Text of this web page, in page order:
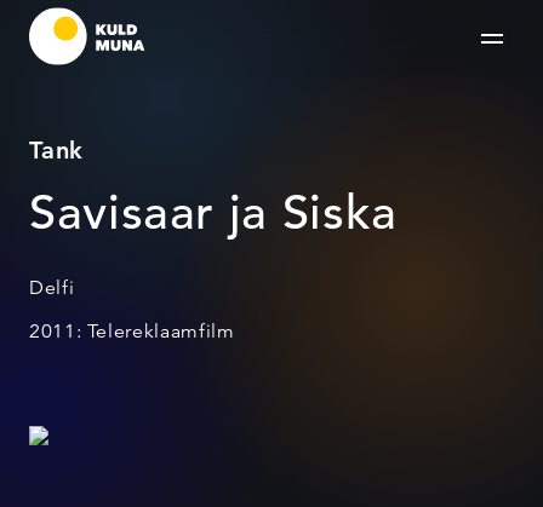
Tank
Savisaar ja Siska
Delfi
2011: Telereklaamfilm